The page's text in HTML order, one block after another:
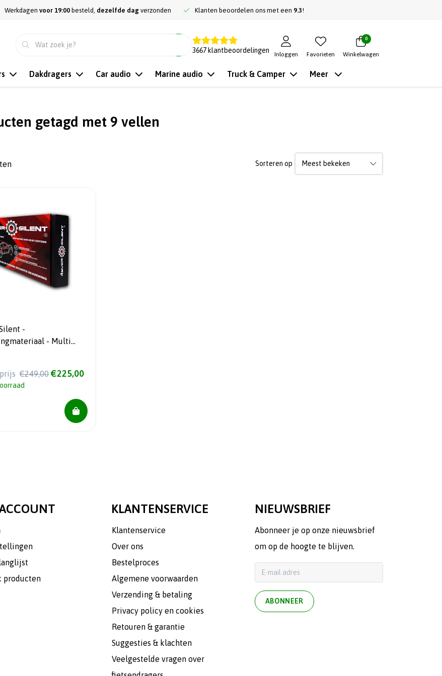
Werkdagen voor 19:00 besteld, dezelfde dag verzonden Klanten beoordelen ons met een 9.3!
3667 klantbeoordelingen
Inloggen Favorieten
0
Winkelwagen
Dakdragers Car audio Marine audio Truck & Camper Meer
getagd met 9 vellen
Sorteren op
-
- Multi
€249,00 €225,00
producten
KLANTENSERVICE
Klantenservice
Over ons
Bestelproces
Algemene voorwaarden
Verzending & betaling
Privacy policy en cookies
Retouren & garantie
Suggesties & klachten
Veelgestelde vragen over
NIEUWSBRIEF
Abonneer je op onze nieuwsbrief
om op de hoogte te blijven.
ABONNEER